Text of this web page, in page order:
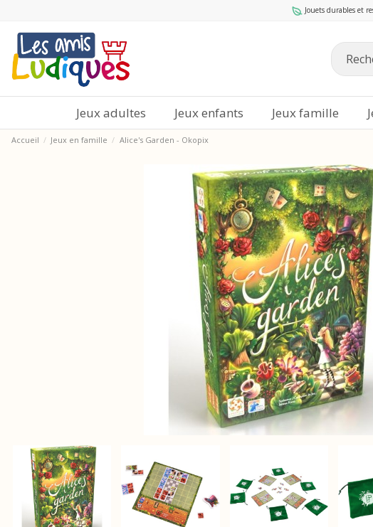
Jouets durables et
Jeux adultes Jeux enfants Jeux famille
Accueil Jeux en famille Alice's Garden - Okopix